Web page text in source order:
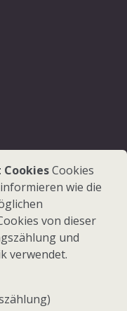
vorbehalten
Cookies
wie die
von dieser
und
verwendet.